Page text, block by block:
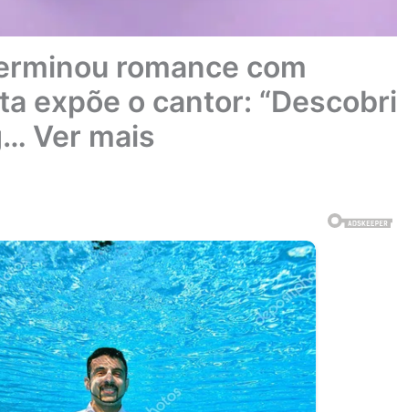
romance com
expõe o cantor: “Descobri
Ver mais